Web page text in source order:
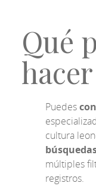
Qué
hacer
Puedes
cultura
múltiples
registros.